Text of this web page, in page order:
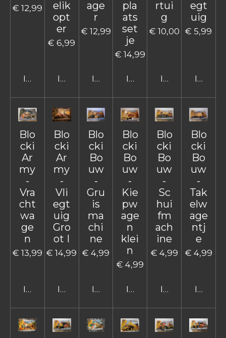
€ 12,99
In winkelwagen
elik
opt
er
€ 6,99
In winkelwagen
age
r
€ 12,99
In winkelwagen
pla
ats
set
je
€ 14,99
In winkelwagen
rtui
g
€ 10,00
In
egt
uig
€ 5,99
In
Blo
cki
Ar
my
-
Vra
cht
wa
ge
n
€ 13,99
In winkelwagen
Blo
cki
Ar
my
-
Vli
egt
uig
Gro
ot I
€ 14,99
In winkelwagen
Blo
cki
Bo
uw
-
Gru
is
ma
chi
ne
€ 4,99
In winkelwagen
Blo
cki
Bo
uw
-
Kie
pw
age
n
klei
n
€ 4,99
In winkelwagen
Blo
cki
Bo
uw
-
Sc
hui
fm
ach
ine
€ 4,99
In
Blo
cki
Bo
uw
-
Tak
elw
age
ntj
e
€ 4,99
In